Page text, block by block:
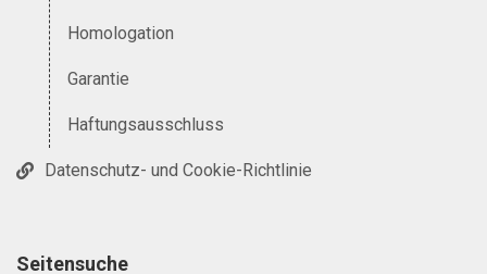
Homologation
Garantie
Haftungsausschluss
Datenschutz- und Cookie-Richtlinie
Seitensuche